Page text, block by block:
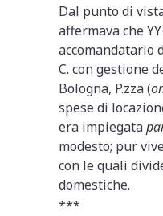
Dal punto di
affermava che
accomandatario
C. con gestione
Bologna, P.zza (
spese di
era impiegata
modesto; pur
con le quali
domestiche.
***